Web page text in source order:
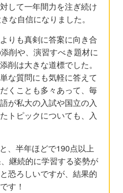
して一年間力を注ぎ続け
な自信になりました。
りも真剣に答案に向き合
削や、演習すべき題材に
は大きな道標でした。
な質問にも気軽に答えて
くことも多々あって、毎
が私大の入試や国立の入
トピックについても、入
、半年ほどで190点以上
継続的に学習する姿勢が
恐ろしいですが、結果的
す！